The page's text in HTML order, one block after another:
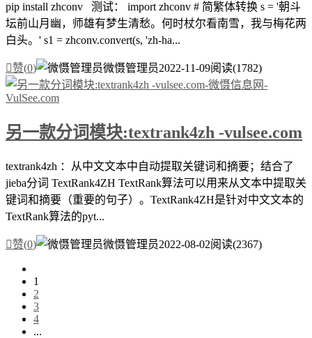
pip install zhconv 测试： import zhconv # 简繁体转换 s = '朝斗
坛前山月幽，师雄有梦生清愁。何时杖尔看南雪，我与梅花两
白头。' s1 = zhconv.convert(s, 'zh-ha...
赞(0) 微慑管理员2022-11-09阅读(1782)
另一款分词模块:textrank4zh -vulsee.com
textrank4zh ：从中文文本中自动提取关键词和摘要；结合了
jieba分词 TextRank4ZH TextRank算法可以用来从文本中提取关
键词和摘要（重要的句子）。TextRank4ZH是针对中文文本的
TextRank算法的pyt...
赞(0) 微慑管理员2022-08-02阅读(2367)
1
2
3
4
...